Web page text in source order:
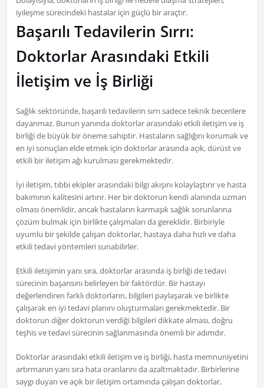
iyileşme sürecindeki hastalar için güçlü bir araçtır.
Başarılı Tedavilerin Sırrı:
Doktorlar Arasındaki Etkili
İletişim ve İş Birliği
Sağlık sektöründe, başarılı tedavilerin sırrı sadece teknik becerilere
dayanmaz. Bunun yanında doktorlar arasındaki etkili iletişim ve iş
birliği de büyük bir öneme sahiptir. Hastaların sağlığını korumak ve
en iyi sonuçları elde etmek için doktorlar arasında açık, dürüst ve
etkili bir iletişim ağı kurulması gerekmektedir.
İyi iletişim, tıbbi ekipler arasındaki bilgi akışını kolaylaştırır ve hasta
bakımının kalitesini artırır. Her bir doktorun kendi alanında uzman
olması önemlidir, ancak hastaların karmaşık sağlık sorunlarına
çözüm bulmak için birlikte çalışmaları da gereklidir. Birbiriyle
uyumlu bir şekilde çalışan doktorlar, hastaya daha hızlı ve daha
etkili tedavi yöntemleri sunabilirler.
Etkili iletişimin yanı sıra, doktorlar arasında iş birliği de tedavi
sürecinin başarısını belirleyen bir faktördür. Bir hastayı
değerlendiren farklı doktorların, bilgileri paylaşarak ve birlikte
çalışarak en iyi tedavi planını oluşturmaları gerekmektedir. Bir
doktorun diğer doktorun verdiği bilgileri dikkate alması, doğru
teşhis ve tedavi sürecinin sağlanmasında önemli bir adımdır.
Doktorlar arasındaki etkili iletişim ve iş birliği, hasta memnuniyetini
artırmanın yanı sıra hata oranlarını da azaltmaktadır. Birbirlerine
saygı duyan ve açık bir iletişim ortamında çalışan doktorlar,